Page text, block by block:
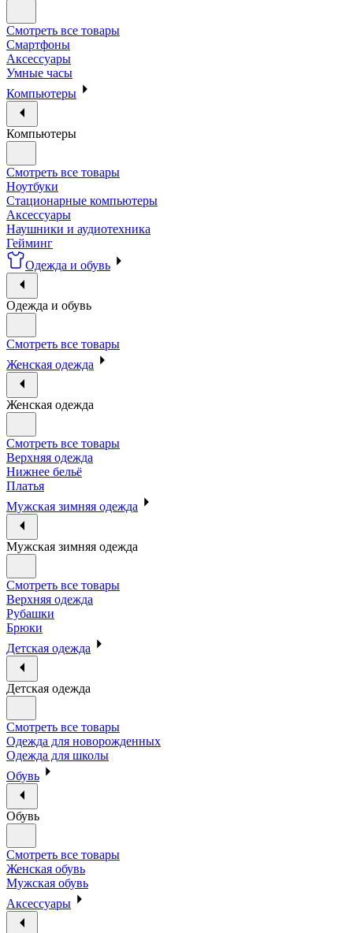
Смотреть все товары
Смартфоны
Аксессуары
Умные часы
Компьютеры
Компьютеры
Смотреть все товары
Ноутбуки
Стационарные компьютеры
Аксессуары
Наушники и аудиотехника
Гейминг
Одежда и обувь
Одежда и обувь
Смотреть все товары
Женская одежда
Женская одежда
Смотреть все товары
Верхняя одежда
Нижнее бельё
Платья
Мужская зимняя одежда
Мужская зимняя одежда
Смотреть все товары
Верхняя одежда
Рубашки
Брюки
Детская одежда
Детская одежда
Смотреть все товары
Одежда для новорожденных
Одежда для школы
Обувь
Обувь
Смотреть все товары
Женская обувь
Мужская обувь
Аксессуары